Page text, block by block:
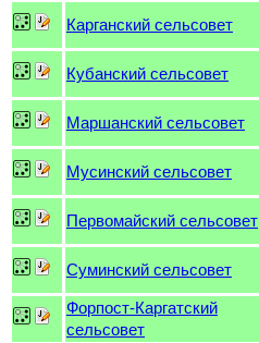
Карганский сельсовет
Кубанский сельсовет
Маршанский сельсовет
Мусинский сельсовет
Первомайский сельсовет
Суминский сельсовет
Форпост-Каргатский
сельсовет